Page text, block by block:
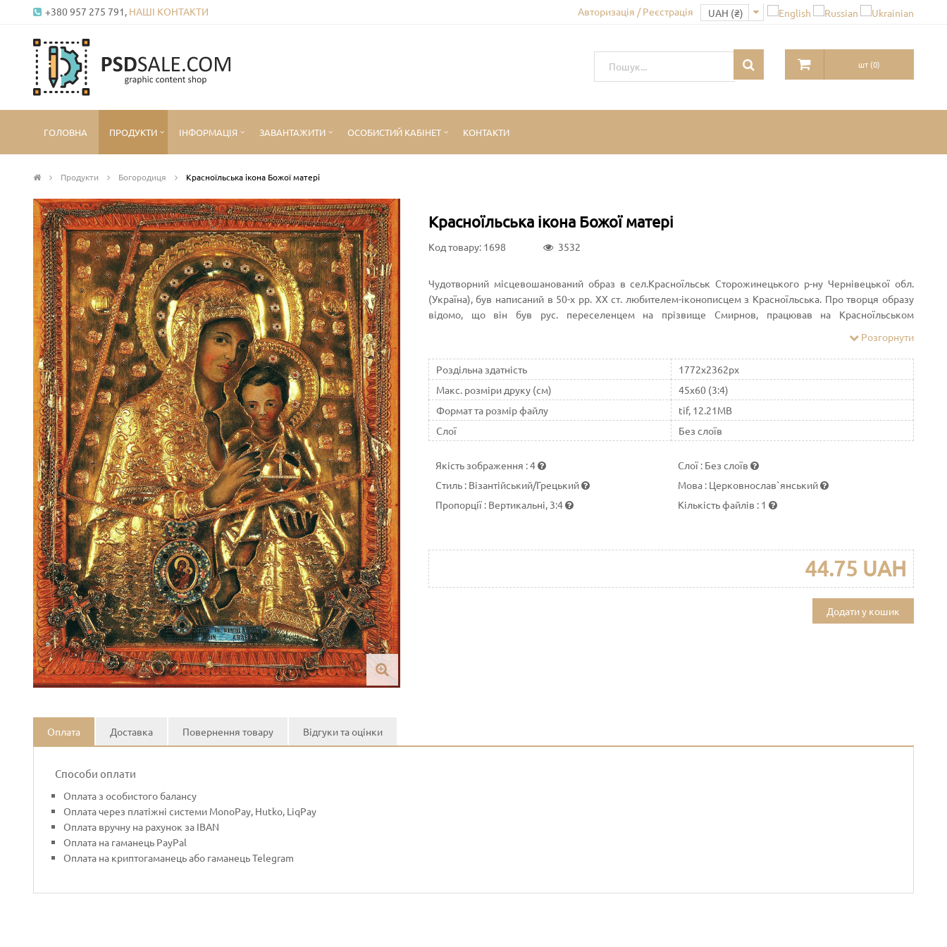
+380 957 275 791, НАШІ КОНТАКТИ Авторизація / Реєстрація
шт(0)
ГОЛОВНА ПРОДУКТИ ІНФОРМАЦІЯ ЗАВАНТАЖИТИ ОСОБИСТИЙ КАБІНЕТ КОНТАКТИ
Продукти Богородиця Красноїльська ікона Божої матері
Красноїльська ікона Божої матері
Код товару: 1698 3532
Чудотворний місцевошанований образ в сел.Красноїльськ Сторожинецького р-ну Чернівецької обл.
(Україна), був написаний в 50-х рр. XX ст. любителем-іконописцем з Красноїльська. Про творця образу
відомо, що він був рус. переселенцем на прізвище Смирнов, працював на Красноїльськом
Розгорнути
Роздільна здатність
1772x2362px
Макс. розміри друку (см)
45x60 (3:4)
Формат та розмір файлу
tif, 12.21MB
Слої
Без слоїв
Якість зображення :4 Слої : Без слоїв
Стиль : Візантійський/Грецький Мова : Церковнослав`янський
Пропорції : Вертикальні, 3:4 Кількість файлів : 1
44.75 UAH
Додати у кошик
Оплата Доставка Повернення товару Відгуки та оцінки
Способи оплати
Оплата з особистого балансу
Оплата через платіжні системи MonoPay, Hutko, LiqPay
Оплата вручну на рахунок за IBAN
Оплата на гаманець PayPal
Оплата на криптогаманець або гаманець Telegram